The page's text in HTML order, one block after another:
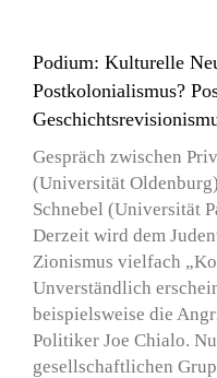
Podium: Kulturelle
Postkolonialismus?
Gespräch zwischen
(Universität
Schnebel (Universität
Derzeit wird dem
Zionismus vielfach
Unverständlich
beispielsweise die
Politiker Joe Chialo.
gesellschaftlichen